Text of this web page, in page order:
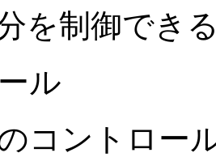
を制御でき
ル
コントロー